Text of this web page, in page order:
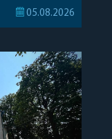
підносилися
воїнів, які
05.08.2026